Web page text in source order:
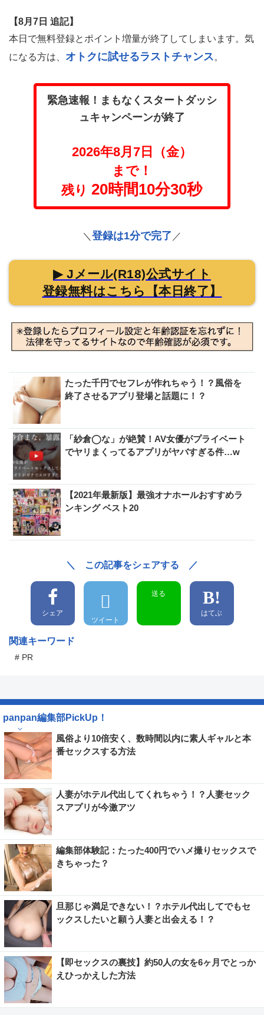
【8月7日 追記】
本日で無料登録とポイント増量が終了してしまいます。気
になる方は、 オトクに試せるラストチャンス。
緊急速報！まもなくスタートダッシ
ュキャンペーンが終了
2026年8月7日（金）
まで！
残り20時間10分29秒
＼ 登録は1分で完了 ／
▶ Jメール(R18)公式サイト
登録無料はこちら【本日終了】
たった千円でセフレが作れちゃう！？風俗を
終了させるアプリ登場と話題に！？
「紗倉◯な」が絶賛！AV女優がプライベート
でヤリまくってるアプリがヤバすぎる件…w
【2021年最新版】最強オナホールおすすめラ
ンキング ベスト20
＼ この記事をシェアする ／
シェア
ツイート
送る
はてぶ
関連キーワード
# PR
panpan編集部PickUp！
風俗より10倍安く、数時間以内に素人ギャルと本
番セックスする方法
人妻がホテル代出してくれちゃう！？人妻セック
スアプリが今激アツ
編集部体験記：たった400円でハメ撮りセックスで
きちゃった？
旦那じゃ満足できない！？ホテル代出してでもセ
ックスしたいと願う人妻と出会える！？
【即セックスの裏技】約50人の女を6ヶ月でとっか
えひっかえした方法